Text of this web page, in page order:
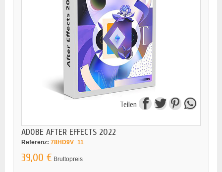
Teilen
ADOBE AFTER EFFECTS 2022
Referenz: 78HD9V_11
39,00 € Bruttopreis